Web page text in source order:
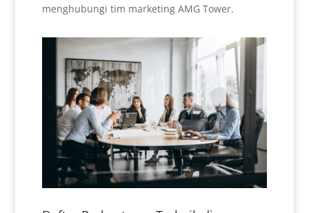
menghubungi tim marketing AMG Tower.